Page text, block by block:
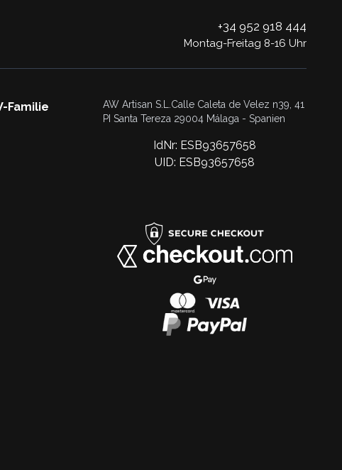
+34 952 918 444
Montag-Freitag 8-16 Uhr
Familie
AW Artisan S.L.Calle Caleta de Velez n39, 41
PI Santa Tereza 29004 Málaga - Spanien
IdNr: ESB93657658
UID: ESB93657658